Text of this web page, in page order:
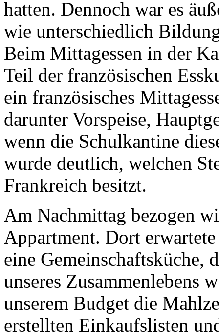
hatten. Dennoch war es
wie unterschiedlich
Beim Mittagessen in der
Teil der französischen
ein französisches
darunter Vorspeise,
wenn die Schulkantine
wurde deutlich, welchen
Frankreich besitzt.
Am Nachmittag bezogen
Appartment. Dort
eine
unseres Zusammenlebens
unserem Budget die
erstellten Einkaufslisten